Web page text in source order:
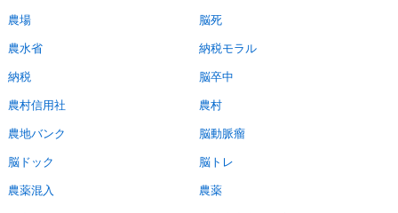
農場 脳死
農水省 納税モラル
納税 脳卒中
農村信用社 農村
農地バンク 脳動脈瘤
脳ドック 脳トレ
農薬混入 農薬